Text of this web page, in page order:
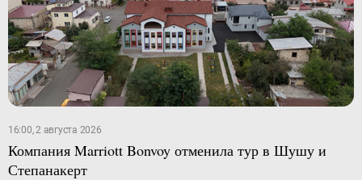
16:00, 2 августа 2026
Компания Marriott Bonvoy отменила тур в Шушу и
Степанакерт